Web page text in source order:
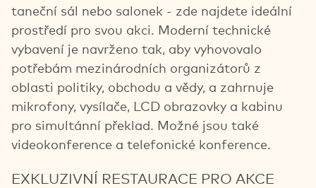
taneční sál nebo salonek - zde najdete ideální
prostředí pro svou akci. Moderní technické
vybavení je navrženo tak, aby vyhovovalo
potřebám mezinárodních organizátorů z
oblasti politiky, obchodu a vědy, a zahrnuje
mikrofony, vysílače, LCD obrazovky a kabinu
pro simultánní překlad. Možné jsou také
videokonference a telefonické konference.
EXKLUZIVNÍ RESTAURACE PRO AKCE